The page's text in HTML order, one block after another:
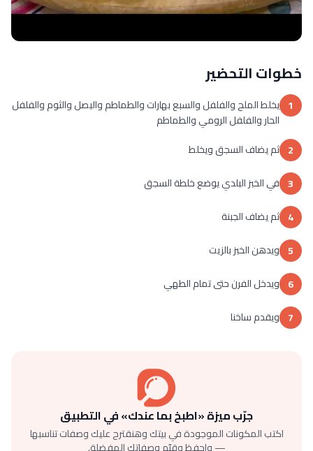
خطوات التحضير
1 يخلط الملح والفلفل والسبع بهارات والطماطم والبصل والثوم والفلفل
الحار والفلفل الرومي والطماطم
2 ثم يضاف السجق ويخلط
3 في الخبز البلدي يوضع خلطة السجق
4 ثم يضاف الجبنة
5 ويدهن الخبز بالزيت
6 ويدخل الفرن حتى تمام الطهي
7 ويقدم ساخنا
جرّب ميزة «اطبخ بما عندك» في التطبيق
اكتب المكونات الموجودة في بيتك وهنقترح عليك وصفات تناسبها
— واحفظ وقيّم وصفاتك المفضلة.